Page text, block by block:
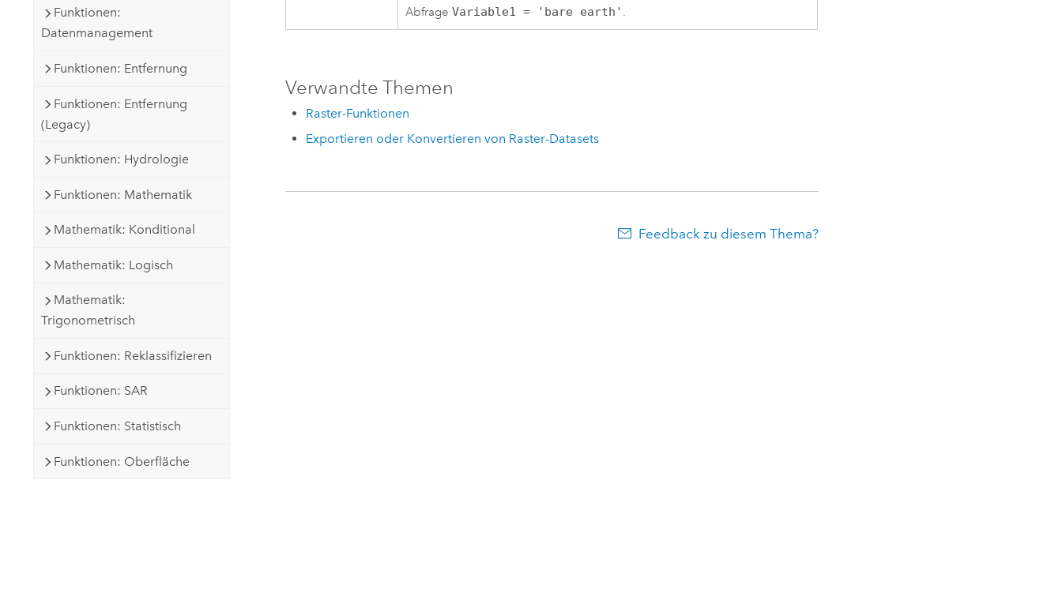
Funktionen:
Datenmanagement
Funktionen: Entfernung
Funktionen: Entfernung
(Legacy)
Funktionen: Hydrologie
Funktionen: Mathematik
Mathematik: Konditional
Mathematik: Logisch
Mathematik:
Trigonometrisch
Funktionen: Reklassifizieren
Funktionen: SAR
Funktionen: Statistisch
Funktionen: Oberfläche
AbfrageVariable1 = 'bare earth' .
Verwandte Themen
Raster-Funktionen
Exportieren oder Konvertieren von Raster-Datasets
Feedback zu diesem Thema?